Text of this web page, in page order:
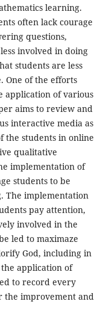
learning.
often lack courage
questions,
involved in doing
students are less
One of the efforts
application of various
aims to review and
interactive media as
the students in online
qualitative
implementation of
students to be
The implementation
pay attention,
involved in the
led to maximaze
God, including in
application of
to record every
the improvement and